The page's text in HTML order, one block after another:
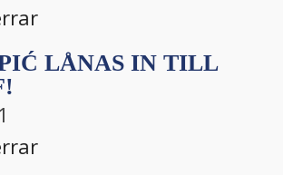
LÅNAS IN TILL